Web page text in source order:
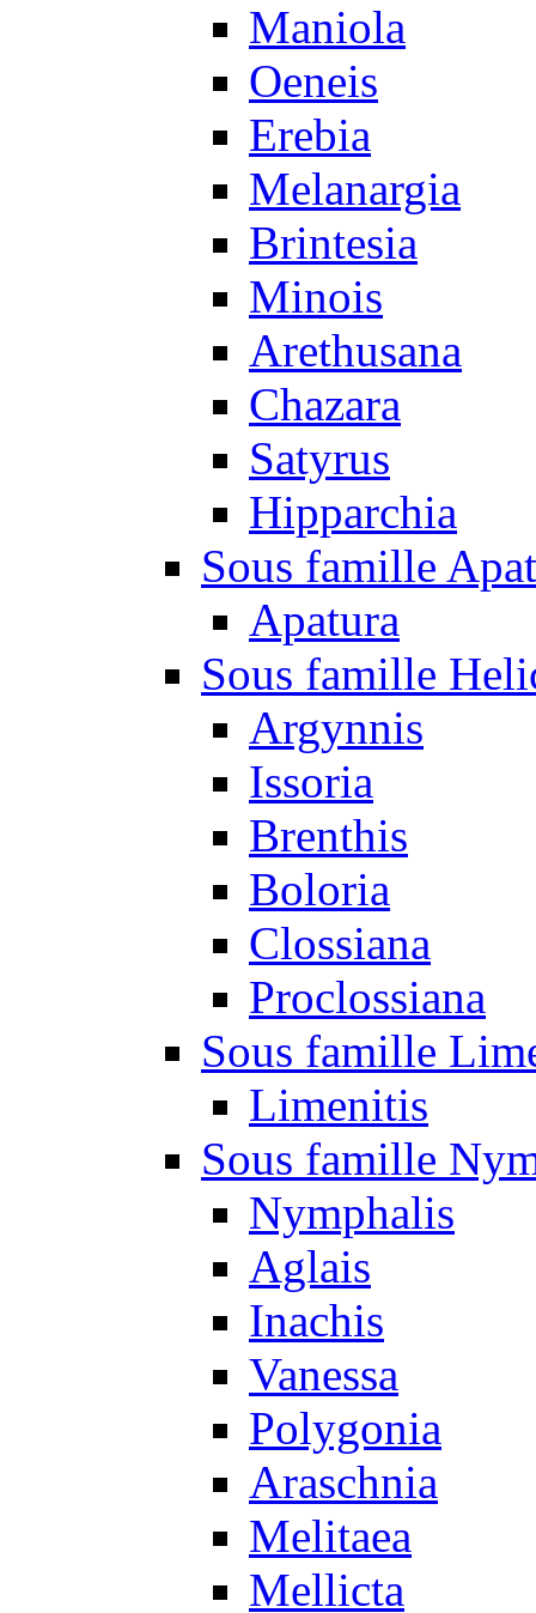
Maniola
Oeneis
Erebia
Melanargia
Brintesia
Minois
Arethusana
Chazara
Satyrus
Hipparchia
Sous famille
Apatura
Sous famille
Argynnis
Issoria
Brenthis
Boloria
Clossiana
Proclossiana
Sous famille
Limenitis
Sous famille
Nymphalis
Aglais
Inachis
Vanessa
Polygonia
Araschnia
Melitaea
Mellicta